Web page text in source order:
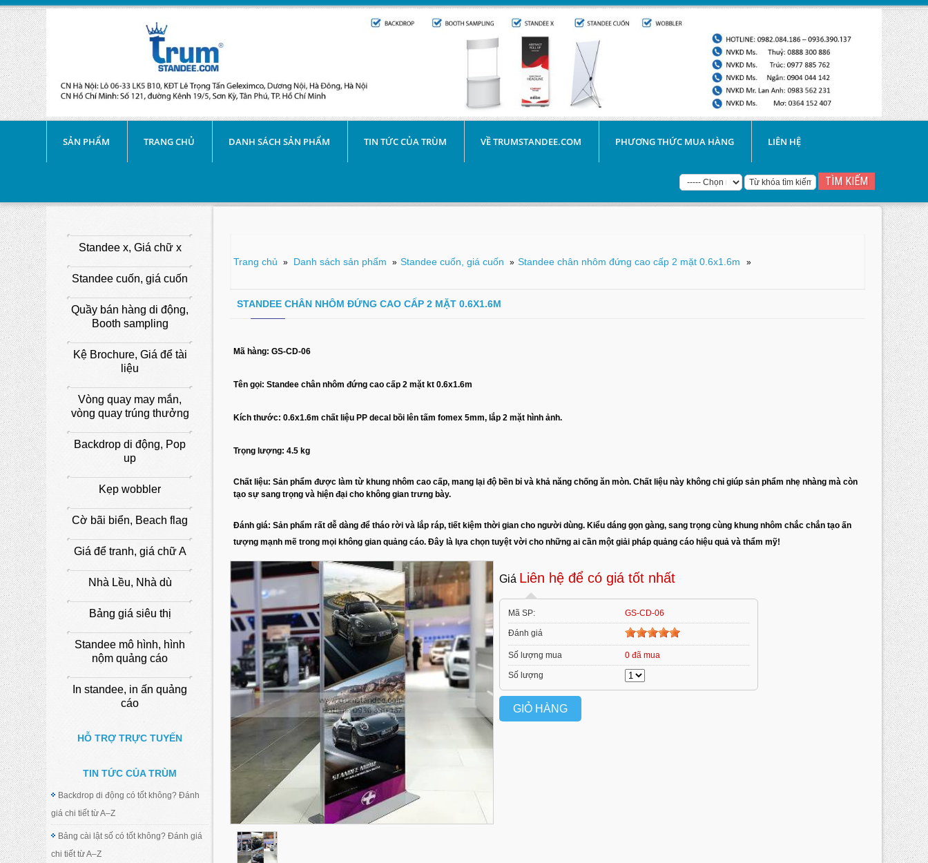
SẢN PHẨM TRANG CHỦ DANH SÁCH SẢN PHẨM TIN TỨC CỦA TRÙM VỀ TRUMSTANDEE.COM PHƯƠNG THỨC MUA HÀNG LIÊN HỆ
Standee x, Giá chữ x
Standee cuốn, giá cuốn
Quầy bán hàng di động,
Booth sampling
Kệ Brochure, Giá để tài
liệu
Vòng quay may mắn,
vòng quay trúng thưởng
Backdrop di động, Pop
up
Kẹp wobbler
Cờ bãi biển, Beach flag
Giá để tranh, giá chữ A
Nhà Lều, Nhà dù
Bảng giá siêu thị
Standee mô hình, hình
nộm quảng cáo
In standee, in ấn quảng
cáo
HỖ TRỢ TRỰC TUYẾN
TIN TỨC CỦA TRÙM
Backdrop di động có tốt không? Đánh
giá chi tiết từ A–Z
Bảng cài lật số có tốt không? Đánh giá
chi tiết từ A–Z
Trang chủ » Danh sách sản phẩm » Standee cuốn, giá cuốn » Standee chân nhôm đứng cao cấp 2 mặt 0.6x1.6m »
STANDEE CHÂN NHÔM ĐỨNG CAO CẤP 2 MẶT 0.6X1.6M
Mã hàng: GS-CD-06
Tên gọi:Standee chân nhôm đứng cao cấp 2 mặt kt 0.6x1.6m
Kích thước:0.6x1.6m chất liệu PPdecal bồi lên tấm fomex 5mm, lắp 2 mặt hình ảnh.
Trọng lượng: 4.5kg
Chất liệu: Sản phẩm được làm từ khung nhôm cao cấp, mang lại độ bền bỉ và khả năng chống ăn mòn. Chất liệu này không chỉ giúp sản phẩm nhẹ nhàng mà còn
tạo sự sang trọng và hiện đại cho không gian trưng bày.
Đánh giá: Sản phẩm rất dễ dàng để tháo rời và lắp ráp, tiết kiệm thời gian cho người dùng. Kiểu dáng gọn gàng, sang trọng cùng khung nhôm chắc chắn tạo ấn
tượng mạnh mẽ trong mọi không gian quảng cáo. Đây là lựa chọn tuyệt vời cho những ai cần một giải pháp quảng cáo hiệu quả và thẩm mỹ!
Giá Liên hệ để có giá tốt nhất
Mã SP: GS-CD-06
Đánh giá
Số lượng mua 0 đã mua
Số lượng
GIỎ HÀNG